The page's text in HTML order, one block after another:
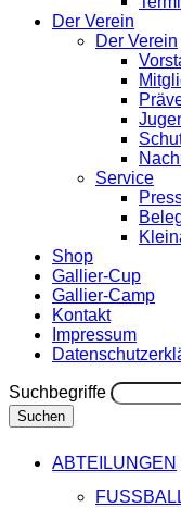
Der Verein
Der Verein
Service
Shop
Gallier-Cup
Gallier-Camp
Kontakt
Impressum
Suchbegriffe
Suchen
ABTEILUNGEN